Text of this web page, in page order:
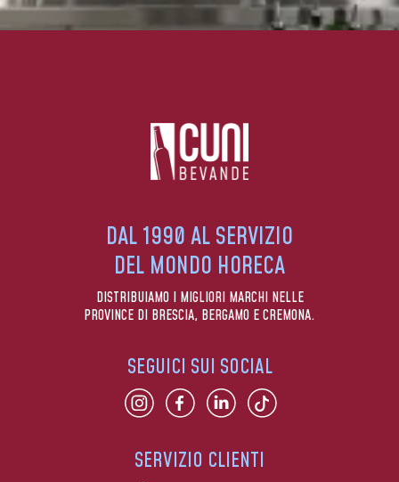
DAL 1990 AL SERVIZIO
DEL MONDO HORECA
DISTRIBUIAMO I MIGLIORI MARCHI NELLE
PROVINCE DI BRESCIA, BERGAMO E CREMONA.
SERVIZIO CLIENTI
SEGUICI SUI SOCIAL